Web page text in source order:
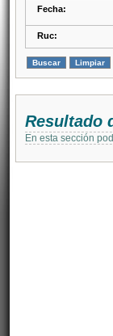
Fecha:
Ruc:
Resultado
En esta sección